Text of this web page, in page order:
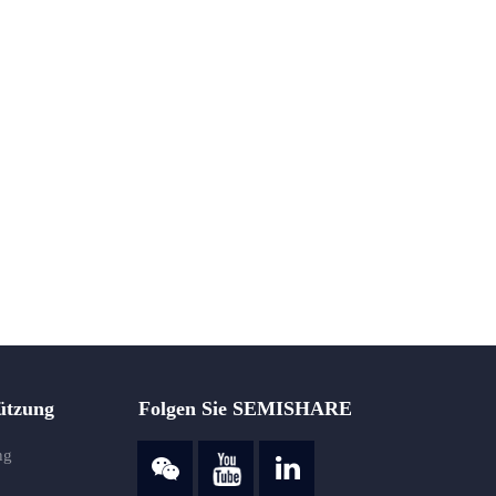
Folgen Sie SEMISHARE